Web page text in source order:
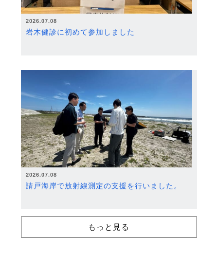
2026.07.08
岩木健診に初めて参加しました
2026.07.08
請戸海岸で放射線測定の支援を行いました。
もっと見る